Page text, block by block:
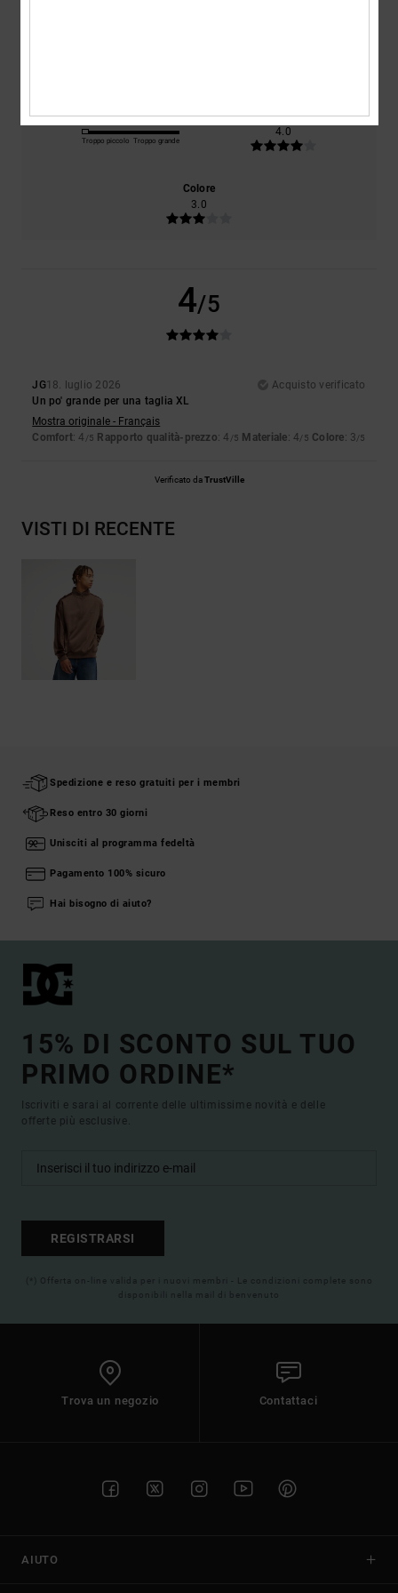
Taglia
Troppo piccolo Troppo grande
Materiale
4.0
Colore
3.0
4/5
JG18. luglio 2026
Acquisto verificato
Un po' grande per una taglia XL
Mostra originale - Français
Comfort: 4 /5 Rapporto qualità-prezzo: 4 /5 Materiale: 4/5 Colore: 3/5
Verificato daTrustVille
VISTI DI RECENTE
Spedizione e reso gratuiti per i membri
Reso entro 30 giorni
Unisciti al programma fedeltà
Pagamento 100% sicuro
Hai bisogno di aiuto?
15% DI SCONTO SUL TUO
PRIMO ORDINE*
Iscriviti e sarai al corrente delle ultimissime novità e delle
offerte più esclusive.
REGISTRARSI
(*) Offerta on-line valida per i nuovi membri - Le condizioni complete sono
disponibili nella mail di benvenuto
Trova un negozio Contattaci
AIUTO